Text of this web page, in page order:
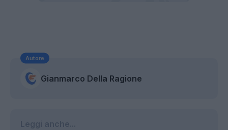
Autore
Gianmarco Della Ragione